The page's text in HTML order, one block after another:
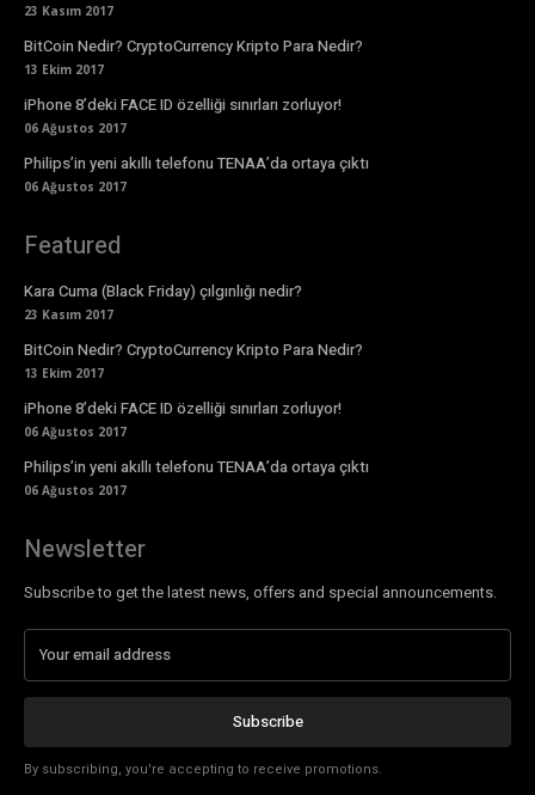
23 Kasım 2017
BitCoin Nedir? CryptoCurrency Kripto Para Nedir?
13 Ekim 2017
iPhone 8’deki FACE ID özelliği sınırları zorluyor!
06 Ağustos 2017
Philips’in yeni akıllı telefonu TENAA’da ortaya çıktı
06 Ağustos 2017
Featured
Kara Cuma (Black Friday) çılgınlığı nedir?
23 Kasım 2017
BitCoin Nedir? CryptoCurrency Kripto Para Nedir?
13 Ekim 2017
iPhone 8’deki FACE ID özelliği sınırları zorluyor!
06 Ağustos 2017
Philips’in yeni akıllı telefonu TENAA’da ortaya çıktı
06 Ağustos 2017
Newsletter
Subscribe to get the latest news, offers and special announcements.
Subscribe
By subscribing, you're accepting to receive promotions.